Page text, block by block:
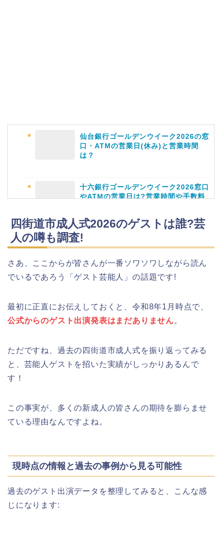
近畿大学卒業式2026のゲストの歴代ス
角館桜まつり2026の屋台(出店)やライ
トアップは?駐車場も調査!
出店情報!混雑や渋滞も調査!
津山さくらまつり2026の花火や屋台
仙台銀行ゴールデンウイーク2026の窓
口・ATMの営業日(休み)と営業時間
は？
十六銀行ゴールデンウイーク2026窓口
やATMの営業日は?営業時間や手数料
業日や休みは?ATM手数料も調査!
千葉銀行ゴールデンウィーク2026の
ATMの営業日(休み)まとめ!
海遊館GW(ゴールデンウィーク)の混
日岡山公園の桜(花見)2026の屋台・出
華蔵寺公園の桜(花祭り)2026の屋台
四街道市成人式2026のゲストは誰?芸
人の噂も調査!
さあ、ここからが皆さんが一番ソワソワしながら読ん
でいるであろう「ゲスト芸能人」の話題です!
最初に正直にお伝えしておくと、令和8年1月時点で、
公式からのゲスト出演発表はまだありません。
ただですね、過去の四街道市成人式を振り返ってみる
と、芸能人ゲストを招いた実績がしっかりあるんで
す！
この事実が、多くの新成人の皆さんの期待を膨らませ
ている理由なんですよね。
現時点の情報と過去の事例から見る可能性
過去のゲスト出演データを整理してみると、こんな感
じになります: